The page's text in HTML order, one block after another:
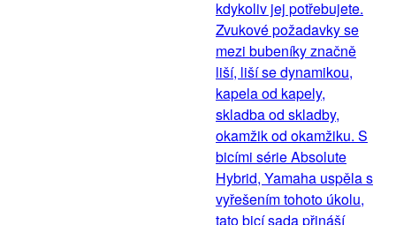
kdykoliv jej potřebujete.
Zvukové požadavky se
mezi bubeníky značně
liší, liší se dynamikou,
kapela od kapely,
skladba od skladby,
okamžik od okamžiku. S
bicími série Absolute
Hybrid, Yamaha uspěla s
vyřešením tohoto úkolu,
tato bicí sada přináší